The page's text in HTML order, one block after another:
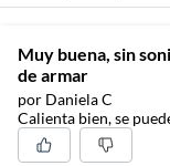
Muy buena, sin
de armar
por Daniela C
Calienta bien, se